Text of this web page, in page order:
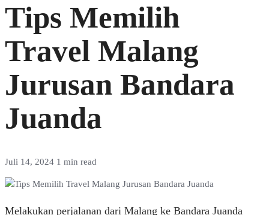
Tips Memilih
Travel Malang
Jurusan Bandara
Juanda
Juli 14, 2024 1 min read
Melakukan perjalanan dari Malang ke Bandara Juanda